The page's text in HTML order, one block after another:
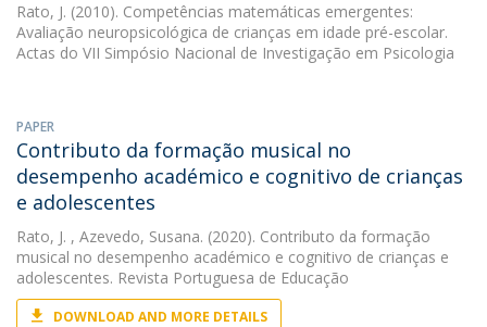
Rato, J. (2010). Competências matemáticas emergentes:
Avaliação neuropsicológica de crianças em idade pré-escolar.
Actas do VII Simpósio Nacional de Investigação em Psicologia
PAPER
Contributo da formação musical no
desempenho académico e cognitivo de crianças
e adolescentes
Rato, J. , Azevedo, Susana. (2020). Contributo da formação
musical no desempenho académico e cognitivo de crianças e
adolescentes. Revista Portuguesa de Educação
DOWNLOAD AND MORE DETAILS